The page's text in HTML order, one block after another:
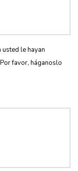
usted le hayan
favor, háganoslo